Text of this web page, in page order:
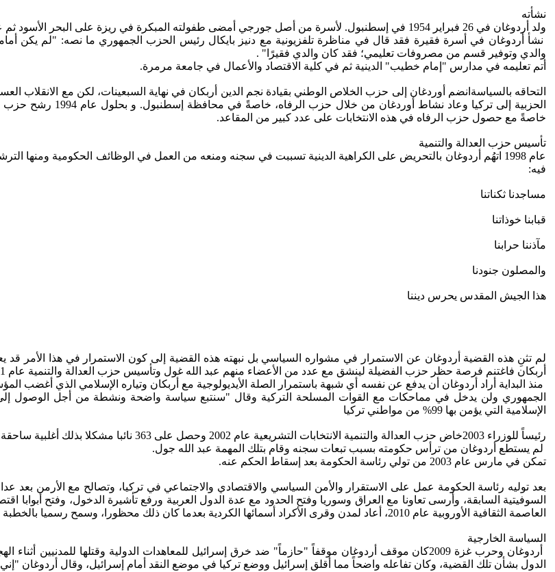
نشأته
ولد أردوغان في 26 فبراير 1954 في إسطنبول. لأسرة من أصل جورجي أمضى طفولته المبكرة في ريزة على البحر الأسود ثم عاد مرة أخرى إلى إسطنبول وعمرهُ 13 عاماً.
نشأ أردوغان في أسرة فقيرة فقد قال في مناظرة تلفزيونية مع دنيز بايكال رئيس الحزب الجمهوري ما نصه: "لم يكن
والدي وتوفير قسم من مصروفات تعليمي؛ فقد كان والدي فقيرًا" .
أتم تعليمه في مدارس "إمام خطيب" الدينية ثم في كلية الاقتصاد والأعمال في جامعة مرمرة.
الحزبية إلى تركيا
خاصةً مع حصول حزب الرفاه في هذه الانتخابات على عدد كبير من المقاعد.
تأسيس حزب العدالة والتنمية
عام 1998 اتهُم أردوغان بالتحريض على الكراهية الدينية تسببت في سجنه ومنعه من العمل في الوظائف الحكومية ومنها
فيه:
مساجدنا ثكناتنا
قبابنا خوذاتنا
مآذننا حرابنا
والمصلون جنودنا
هذا الجيش المقدس يحرس ديننا
لم تثنِ هذه القضية أردوغان عن الاستمرار في مشواره السياسي بل نبهته هذه القضية إلى كون الاستمرار في هذا الأمر
أربكان فاغتنم فرصة حظر حزب الفضيلة لينشق مع عدد من الأعضاء منهم عبد الله غول وتأسيس حزب العدالة والتنمية عام 2001.
منذ البداية أراد أردوغان أن يدفع عن نفسه أي شبهة باستمرار الصلة الأيديولوجية مع أربكان وتياره الإسلامي الذي
الجمهوري ولن يدخل في مماحكات مع القوات المسلحة التركية وقال "سنتبع سياسة واضحة ونشطة من أجل الوصول إلى
الإسلامية التي يؤمن بها 99% من مواطني تركيا
رئيساً للوزراء 2003خاض حزب العدالة والتنمية الانتخابات التشريعية عام 2002 وحصل على 363 نائبا مشكلا بذلك أغلبية ساحقة.
لم يستطع أردوغان من ترأس حكومته بسبب تبعات سجنه وقام بتلك المهمة عبد الله جول.
تمكن في مارس عام 2003 من تولي رئاسة الحكومة بعد إسقاط الحكم عنه.
بعد توليه رئاسة الحكومة عمل على الاستقرار والأمن السياسي والاقتصادي والاجتماعي في تركيا، وتصالح مع الأرمن بعد
السوفيتية السابقة، وأرسى تعاونا مع العراق وسوريا وفتح الحدود مع عدة الدول العربية ورفع تأشيرة الدخول، وفتح أبوابا
العاصمة الثقافية الأوروبية عام 2010، أعاد لمدن وقرى الأكراد أسمائها الكردية بعدما كان ذلك محظورا، وسمح رسميا بالخطبة باللغة الكردية.
السياسة الخارجية
أردوغان وحرب غزة 2009كان موقف أردوغان موقفاً "حازماً" ضد خرق إسرائيل للمعاهدات الدولية وقتلها
الدول بشأن تلك القضية، وكان تفاعله واضحاً مما أقلق إسرائيل ووضع تركيا في موضع النقد أمام إسرائيل، وقال أردوغان